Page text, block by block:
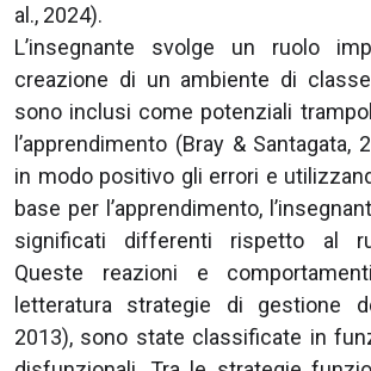
al., 2024).
L’insegnante svolge un ruolo
creazione di un ambiente di
sono inclusi come potenziali
l’apprendimento (Bray & Santagata,
in modo positivo gli errori e
base per l’apprendimento,
significati differenti rispetto al
Queste reazioni e
letteratura strategie di gestione
2013), sono state classificate in